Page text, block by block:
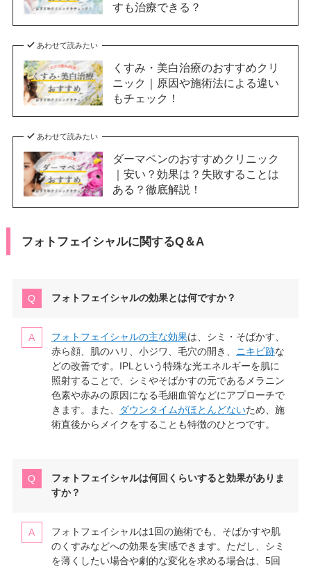
すも治療できる？
あわせて読みたい
くすみ・美白治療のおすすめクリ
ニック｜原因や施術法による違い
もチェック！
あわせて読みたい
ダーマペンのおすすめクリニック
｜安い？効果は？失敗することは
ある？徹底解説！
フォトフェイシャルに関するQ＆A
フォトフェイシャルの効果とは何ですか？
フォトフェイシャルの主な効果は、シミ・そばかす、
赤ら顔、肌のハリ、小ジワ、毛穴の開き、 ニキビ跡な
どの改善です。IPLという特殊な光エネルギーを肌に
照射することで、シミやそばかすの元であるメラニン
色素や赤みの原因になる毛細血管などにアプローチで
きます。また、
ダウンタイムがほとんどないため、施
術直後からメイクをすることも特徴のひとつです。
フォトフェイシャルは何回くらいすると効果がありま
すか？
フォトフェイシャルは1回の施術でも、そばかすや肌
のくすみなどへの効果を実感できます。ただし、シミ
を薄くしたい場合や劇的な変化を求める場合は、5回